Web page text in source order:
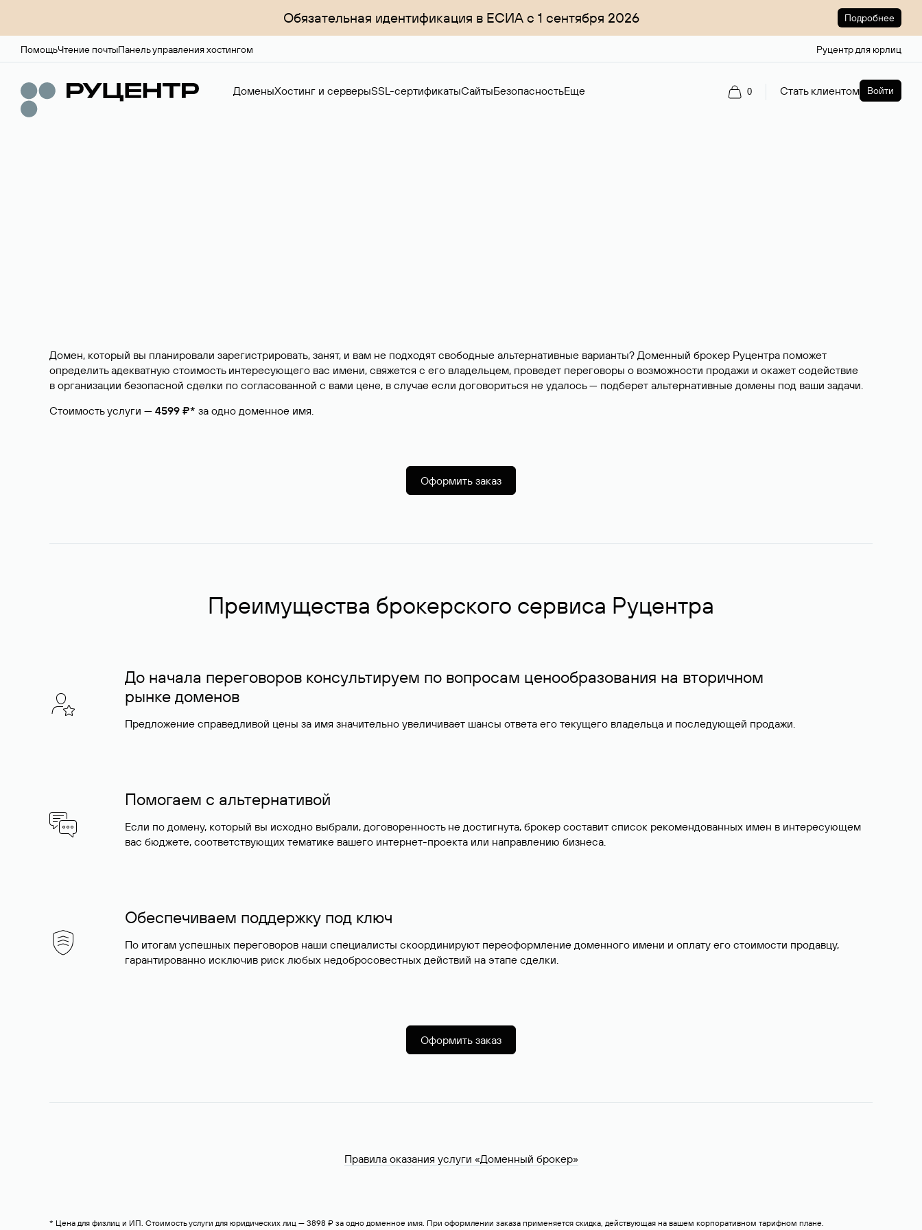
Обязательная идентификация в ЕСИА с 1 сентября 2026 Подробнее
ПомощьЧтение почтыПанель управления хостингом Руцентр для юрлиц
ДоменыХостинг и серверыSSL-сертификатыСайтыБезопасностьЕще 0 Стать клиентом Войти
Домен, который вы планировали зарегистрировать, занят, и вам не подходят свободные альтернативные варианты? Доменный брокер Руцентра поможет
определить адекватную стоимость интересующего вас имени, свяжется с его владельцем, проведет переговоры о возможности продажи и окажет содействие
в организации безопасной сделки по согласованной с вами цене, в случае если договориться не удалось — подберет альтернативные домены под ваши задачи.
Стоимость услуги — 4599 ₽* за одно доменное имя.
Оформить заказ
Преимущества брокерского сервиса Руцентра
До начала переговоров консультируем по вопросам ценообразования на вторичном
рынке доменов
Предложение справедливой цены за имя значительно увеличивает шансы ответа его текущего владельца и последующей продажи.
Помогаем с альтернативой
Если по домену, который вы исходно выбрали, договоренность не достигнута, брокер составит список рекомендованных имен в интересующем
вас бюджете, соответствующих тематике вашего интернет-проекта или направлению бизнеса.
Обеспечиваем поддержку под ключ
По итогам успешных переговоров наши специалисты скоординируют переоформление доменного имени и оплату его стоимости продавцу,
гарантированно исключив риск любых недобросовестных действий на этапе сделки.
Оформить заказ
Правила оказания услуги «Доменный брокер»
* Цена для физлиц и ИП. Стоимость услуги для юридических лиц — 3898 ₽ за одно доменное имя. При оформлении заказа применяется скидка, действующая на вашем корпоративном тарифном плане.